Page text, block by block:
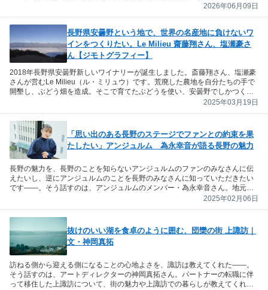
話を聞いた末に編集者として辿り着いた長野県信濃町での田舎暮らしについ
2026年06月09日
長野県安曇野という地で、世界の名産地に負けないワ
インをつくりたい。Le Milieu 齋藤翔さん、塩瀬豪さ
ん【ジモトグラフィー】
2018年長野県安曇野新しいワイナリーが誕生しました。斎藤翔さん、塩瀬豪
さんが営むLe Milieu（ル・ミリュウ）です。荒廃した農地を自分たちの手で
開墾し、ぶどう畑を造成。そこで育てたぶどうを使い、安曇野でしかつくれ
ないワインを目指しています。やりがいに満ちた仕事と理想の暮らしがかな
2025年03月19日
「思い出のある長野のステージでファンとの約束を果
たしたい」アンジュルム 為永幸音が語る長野の魅力
長野の魅力を、長野のことを知らないアンジュルムのファンのみなさんに伝
えたいし、逆にアンジュルムのことを長野のみなさんに知っていただきたい
です――。そう話すのは、アンジュルムのメンバー・為永幸音さん。地元の
テレビ番組への憧れをきっかけに芸能界を目指し、上京後に気付いた長野の
2025年02月06日
抜けのいい湖を食卓のように囲む、団欒の街 上諏訪｜
文・神岡真拓
訪ねる側から迎える側になることの心地よさを、諏訪は教えてくれた――。
そう話すのは、アートディレクターの神岡真拓さん。パートナーの転職に伴
って移住した上諏訪について、街の魅力や上諏訪での暮らしが教えてくれた